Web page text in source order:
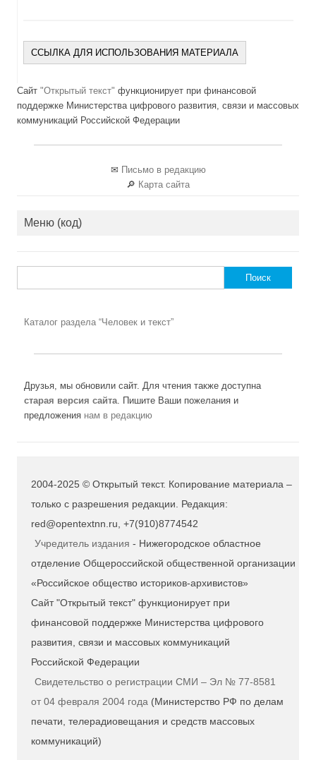
ССЫЛКА ДЛЯ ИСПОЛЬЗОВАНИЯ МАТЕРИАЛА
Сайт "Открытый текст" функционирует при финансовой
поддержке Министерства цифрового развития, связи и массовых
коммуникаций Российской Федерации
✉ Письмо в редакцию
🔎 Карта сайта
Меню (код)
Каталог раздела “Человек и текст”
Друзья, мы обновили сайт. Для чтения также доступна
старая версия сайта. Пишите Ваши пожелания и
предложения нам в редакцию
2004-2025 © Открытый текст. Копирование материала –
только с разрешения редакции. Редакция:
red@opentextnn.ru, +7(910)8774542
Учредитель издания - Нижегородское областное
отделение Общероссийской общественной организации
«Российское общество историков-архивистов»
Сайт "Открытый текст" функционирует при
финансовой поддержке Министерства цифрового
развития, связи и массовых коммуникаций
Российской Федерации
Свидетельство о регистрации СМИ – Эл № 77-8581
от 04 февраля 2004 года (Министерство РФ по делам
печати, телерадиовещания и средств массовых
коммуникаций)